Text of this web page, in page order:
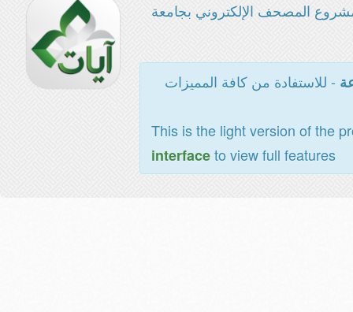
المصحف الإلكتروني بجامعة
- للاستفادة من كافة المميزات
This is the light version of the
interfaceto view full features